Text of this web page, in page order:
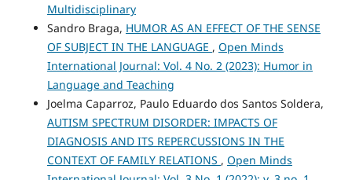
Multidisciplinary
Sandro Braga, HUMOR AS AN EFFECT OF THE SENSE
OF SUBJECT IN THE LANGUAGE , Open Minds
International Journal: Vol. 4 No. 2 (2023): Humor in
Language and Teaching
Joelma Caparroz, Paulo Eduardo dos Santos Soldera,
AUTISM SPECTRUM DISORDER: IMPACTS OF
DIAGNOSIS AND ITS REPERCUSSIONS IN THE
CONTEXT OF FAMILY RELATIONS , Open Minds